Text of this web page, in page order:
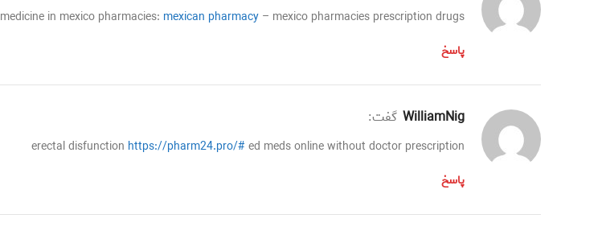
medicine in mexico pharmacies: mexican pharmacy – mexico pharmacies prescription drugs
پاسخ
WilliamNig گفت:
erectal disfunction https://pharm24.pro/#ed meds online without doctor prescription
پاسخ